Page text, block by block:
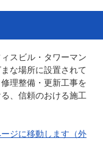
スビル・タワーマン
な場所に設置されて
理整備・更新工事を
、信頼のおける施工
ジに移動します（外